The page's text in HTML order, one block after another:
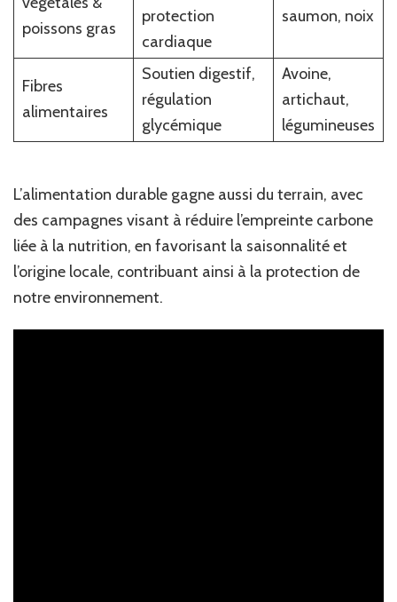
poissons gras
protection
cardiaque
saumon, noix
Fibres
alimentaires
Soutien digestif,
régulation
glycémique
Avoine,
artichaut,
légumineuses
L’alimentation durable gagne aussi du terrain, avec
des campagnes visant à réduire l’empreinte carbone
liée à la nutrition, en favorisant la saisonnalité et
l’origine locale, contribuant ainsi à la protection de
notre environnement.